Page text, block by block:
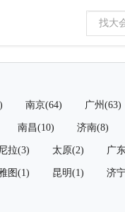
南京(64) 广州(63)
南昌(10) 济南(8)
拉(3) 太原(2) 广
图(1) 昆明(1) 济